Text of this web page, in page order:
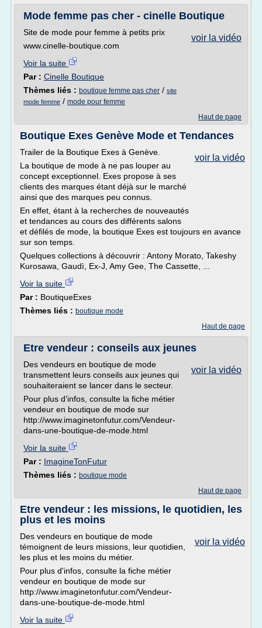
Mode femme pas cher - cinelle Boutique
voir la vidéo
Site de mode pour femme à petits prix
www.cinelle-boutique.com
Voir la suite
Par : Cinelle Boutique
Thèmes liés : boutique femme pas cher / site
mode femme / mode pour femme
Haut de page
Boutique Exes Genève Mode et Tendances
voir la vidéo
Trailer de la Boutique Exes à Genève.
La boutique de mode à ne pas louper au
concept exceptionnel. Exes propose à ses
clients des marques étant déjà sur le marché
ainsi que des marques peu connus.
En effet, étant à la recherches de nouveautés
et tendances au cours des différents salons
et défilés de mode, la boutique Exes est toujours en avance
sur son temps.
Quelques collections à découvrir : Antony Morato, Takeshy
Kurosawa, Gaudì, Ex-J, Amy Gee, The Cassette, ...
Voir la suite
Par : BoutiqueExes
Thèmes liés : boutique mode
Haut de page
Etre vendeur : conseils aux jeunes
voir la vidéo
Des vendeurs en boutique de mode
transmettent leurs conseils aux jeunes qui
souhaiteraient se lancer dans le secteur.
Pour plus d'infos, consulte la fiche métier
vendeur en boutique de mode sur
http://www.imaginetonfutur.com/Vendeur-
dans-une-boutique-de-mode.html
Voir la suite
Par : ImagineTonFutur
Thèmes liés : boutique mode
Haut de page
Etre vendeur : les missions, le quotidien, les
plus et les moins
voir la vidéo
Des vendeurs en boutique de mode
témoignent de leurs missions, leur quotidien,
les plus et les moins du métier.
Pour plus d'infos, consulte la fiche métier
vendeur en boutique de mode sur
http://www.imaginetonfutur.com/Vendeur-
dans-une-boutique-de-mode.html
Voir la suite